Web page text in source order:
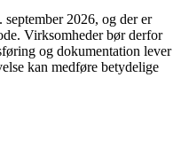
2026, og der er
Virksomheder bør derfor
og dokumentation lever
kan medføre betydelige